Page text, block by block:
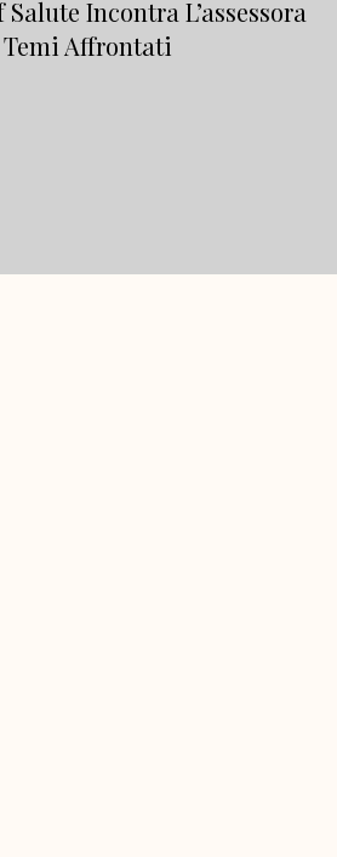
Incontra L’assessora
Affrontati